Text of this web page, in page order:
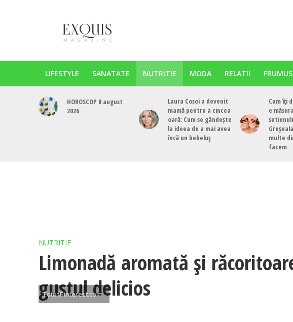
LIFESTYLE SANATATE NUTRITIE MODA RELATII
HOROSCOP 8 august
2026
Laura Cosoi a devenit
mamă pentru a cincea
oară: Cum se gândește
la ideea de a mai avea
încă un bebeluș
Cum îți
e
multe
facem
NUTRITIE
Limonadă aromată și
gustul delicios
Foto: Pinterest.com